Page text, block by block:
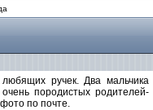
ручек. Два мальчика
породистых родителей-
по почте.